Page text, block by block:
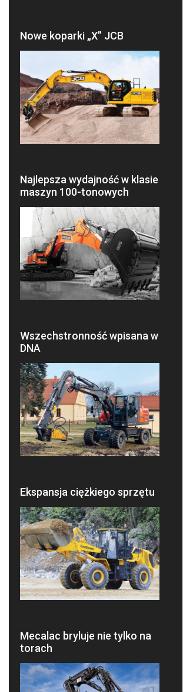
Nowe koparki „X” JCB
Najlepsza wydajność w klasie
maszyn 100-tonowych
Wszechstronność wpisana w
DNA
Ekspansja ciężkiego sprzętu
Mecalac bryluje nie tylko na
torach